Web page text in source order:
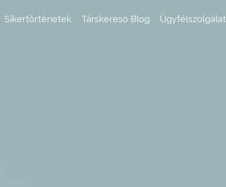
Sikertörténetek Társkereső Blog Ügyfélszolgálat